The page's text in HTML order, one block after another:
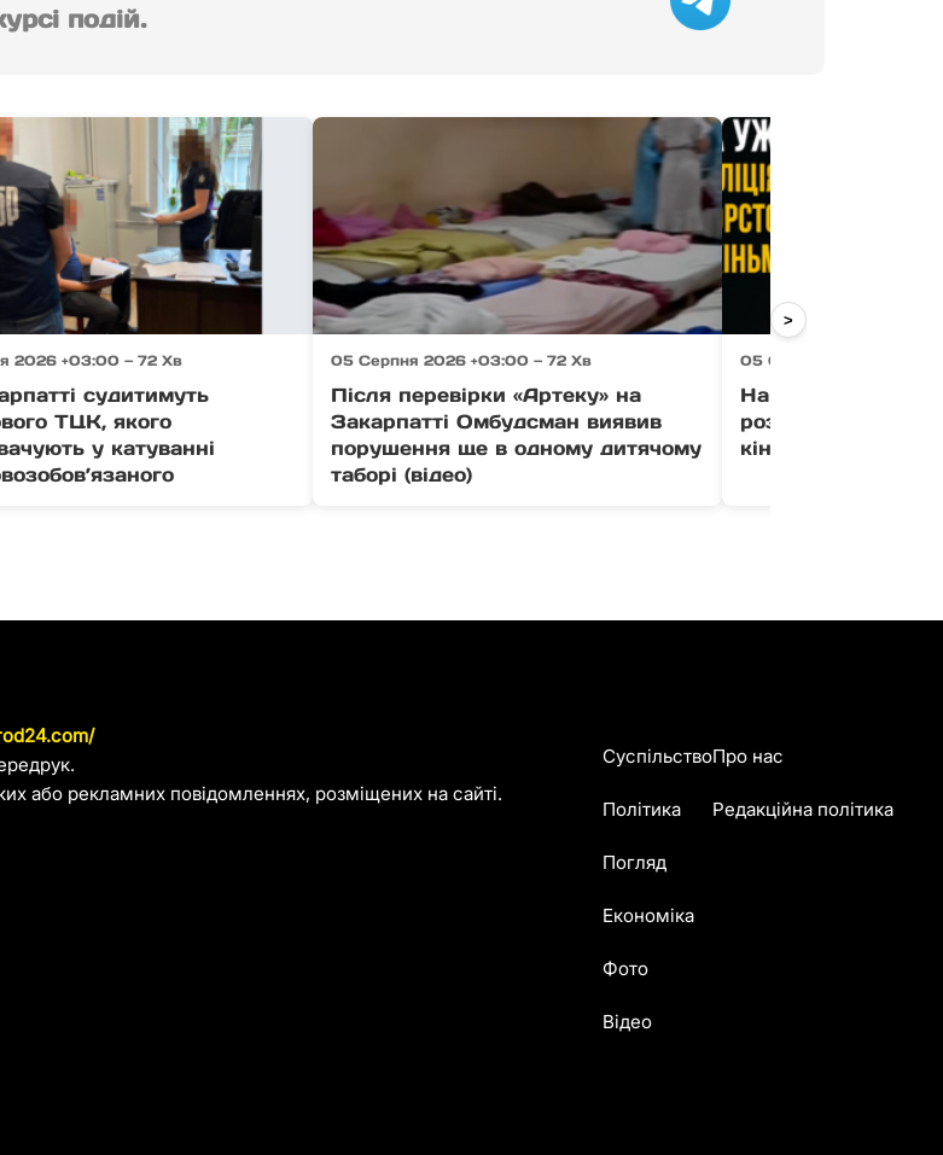
подій.
2026 +03:00 — 72 Хв
судитимуть
ТЦК, якого
у катуванні
05 Серпня 2026 +03:00 — 72 Хв
Після перевірки «Артеку» на
Закарпатті Омбудсман виявив
порушення ще в одному дитячому
таборі (відео)
05 Серпня 2026 +03:00
На Ужгородщині
розслідує
кіньми у
>
або рекламних повідомленнях, розміщених на сайті.
Суспільство
Політика
Погляд
Економіка
Фото
Відео
Про нас
Редакційна політика